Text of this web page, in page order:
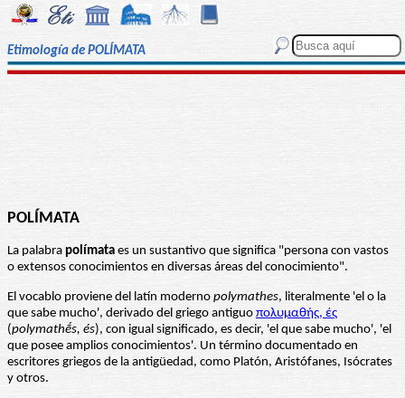
Etimología de POLÍMATA
POLÍMATA
La palabra polímata es un sustantivo que significa "persona con vastos
o extensos conocimientos en diversas áreas del conocimiento".
El vocablo proviene del latín moderno polymathes, literalmente 'el o la
que sabe mucho', derivado del griego antiguo πολυμαθής, ές
(polymathḗs, és), con igual significado, es decir, 'el que sabe mucho', 'el
que posee amplios conocimientos'. Un término documentado en
escritores griegos de la antigüedad, como Platón, Aristófanes, Isócrates
y otros.